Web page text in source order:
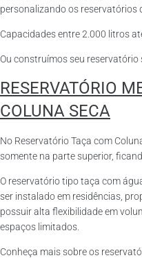
personalizando os reservatórios
Capacidades entre 2.000 litros
Ou construímos seu reservatório
RESERVATÓRIO
COLUNA SECA
No Reservatório Taça com
somente na parte superior,
O reservatório tipo taça com
ser instalado em residências,
possuir alta flexibilidade em
espaços limitados.
Conheça mais sobre os